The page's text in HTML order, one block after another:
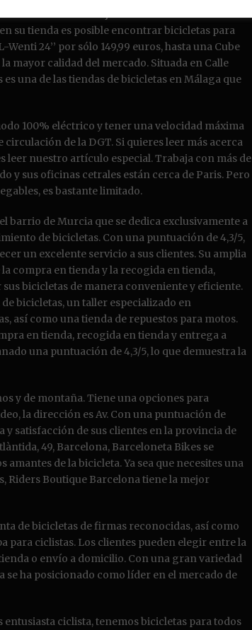
listado con las mejores tiendas de bicicletas en
su tienda es posible encontrar bicicletas para
24’’ por sólo 149,99 euros, hasta una Cube
mayor calidad del mercado. Situada en Calle
una de las tiendas de bicicletas en Málaga que
100% eléctrico y tener una velocidad máxima
de la DGT. Si quieres leer más acerca
leer nuestro artículo especial. Trabaja con más de
y sus oficinas cetrales están cerca de Paris. Pero
es bastante limitado.
barrio de Murcia que se dedica exclusivamente a
de bicicletas. Con una puntuación de 4,3/5,
un excelente servicio a sus clientes. Su amplia
compra en tienda y la recogida en tienda,
bicicletas de manera conveniente y eficiente.
bicicletas, un taller especializado en
así como una tienda de repuestos para motos.
en tienda, recogida en tienda y entrega a
una puntuación de 4,3/5, lo que demuestra la
y de montaña. Tiene una opciones para
la dirección es Av. Con una puntuación de
y satisfacción de sus clientes en la provincia de
49, Barcelona, Barceloneta Bikes se
de la bicicleta. Ya sea que necesites una
Riders Boutique Barcelona tiene la mejor
de bicicletas de firmas reconocidas, así como
para ciclistas. Los clientes pueden elegir entre la
o envío a domicilio. Con una gran variedad
se ha posicionado como líder en el mercado de
entusiasta ciclista, tenemos bicicletas para todos